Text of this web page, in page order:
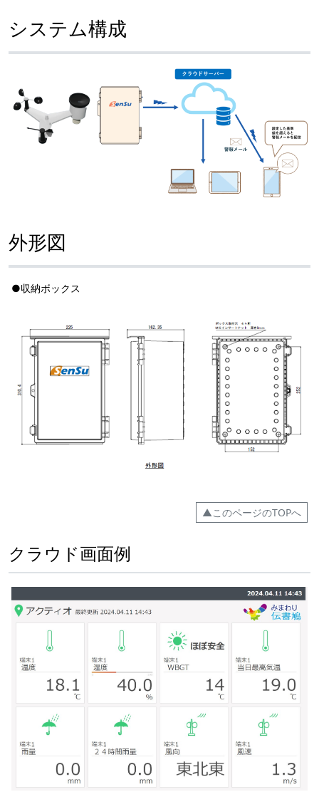
システム構成
外形図
●収納ボックス
▲このページのTOPへ
クラウド画面例